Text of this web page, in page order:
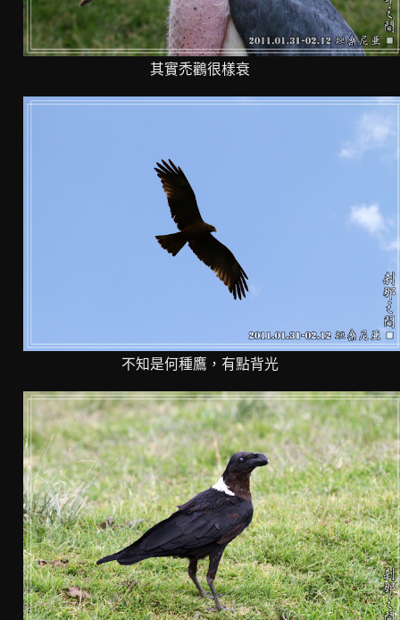
其實禿鸛很樣衰
不知是何種鷹，有點背光